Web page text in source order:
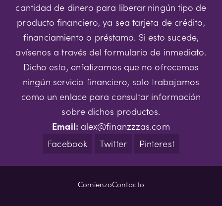
cantidad de dinero para liberar ningún tipo de
producto financiero, ya sea tarjeta de crédito,
financiamiento o préstamo. Si esto sucede,
avísenos a través del formulario de inmediato.
Dicho esto, enfatizamos que no ofrecemos
ningún servicio financiero, solo trabajamos
como un enlace para consultar información
sobre dichos productos.
Email: alex@finanzzzas.com
Facebook
Twitter Pinterest
ComienzoContacto